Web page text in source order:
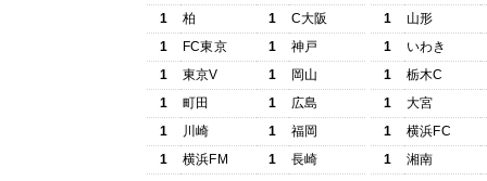
1
柏 1
C大阪
1
FC東京 1
神戸
1
東京V 1
岡山
1
町田 1
広島
1
川崎 1
福岡
1
横浜FM 1 長崎
1
山形
1
いわき
1
栃木C
1
大宮
1
横浜FC
1
湘南